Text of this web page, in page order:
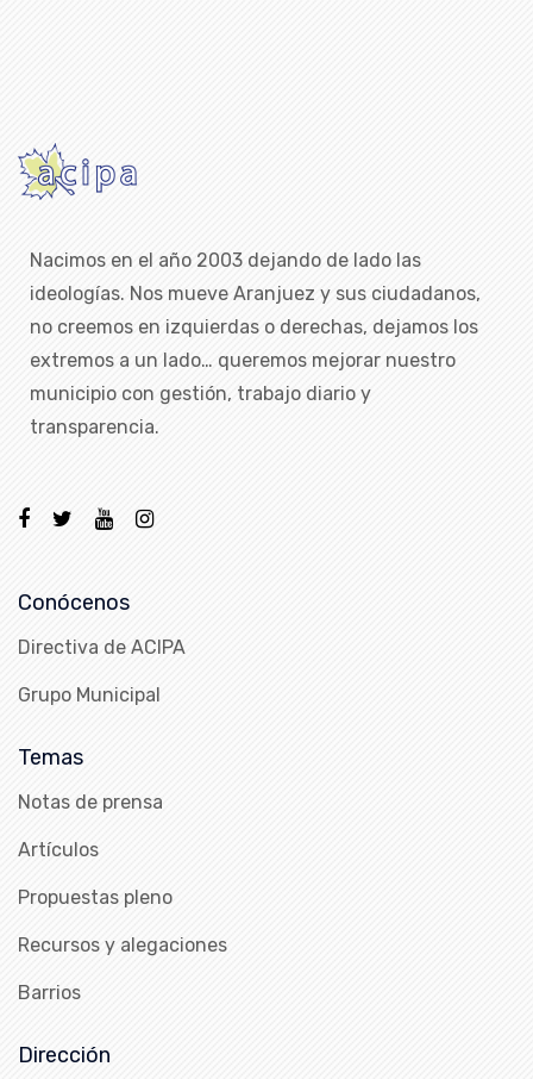
Nacimos en el año 2003 dejando de lado las
ideologías. Nos mueve Aranjuez y sus ciudadanos,
no creemos en izquierdas o derechas, dejamos los
extremos a un lado… queremos mejorar nuestro
municipio con gestión, trabajo diario y
transparencia.
Conócenos
Directiva de ACIPA
Grupo Municipal
Temas
Notas de prensa
Artículos
Propuestas pleno
Recursos y alegaciones
Barrios
Dirección